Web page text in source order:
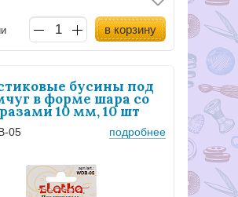
в корзину
бусины под
в форме шара со
10 мм, 10 шт
05 подробнее